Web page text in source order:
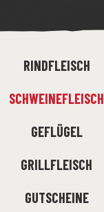
RINDFLEISCH
SCHWEINEFLEISCH
GEFLÜGEL
GRILLFLEISCH
GUTSCHEINE